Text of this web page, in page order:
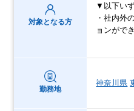
対象となる方
▼以下い
・社内外
ョンがで
勤務地
神奈川県